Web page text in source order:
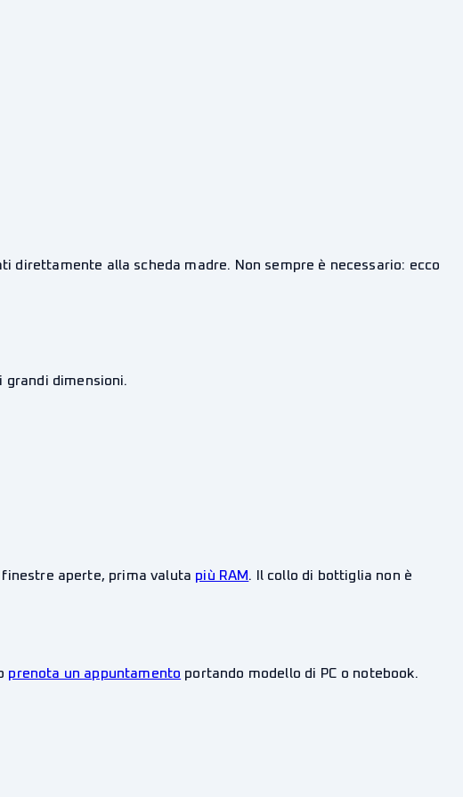
direttamente alla scheda madre. Non sempre è necessario: ecco
dimensioni.
finestre aperte, prima valuta più RAM. Il collo di bottiglia non è
prenota un appuntamento portando modello di PC o notebook.